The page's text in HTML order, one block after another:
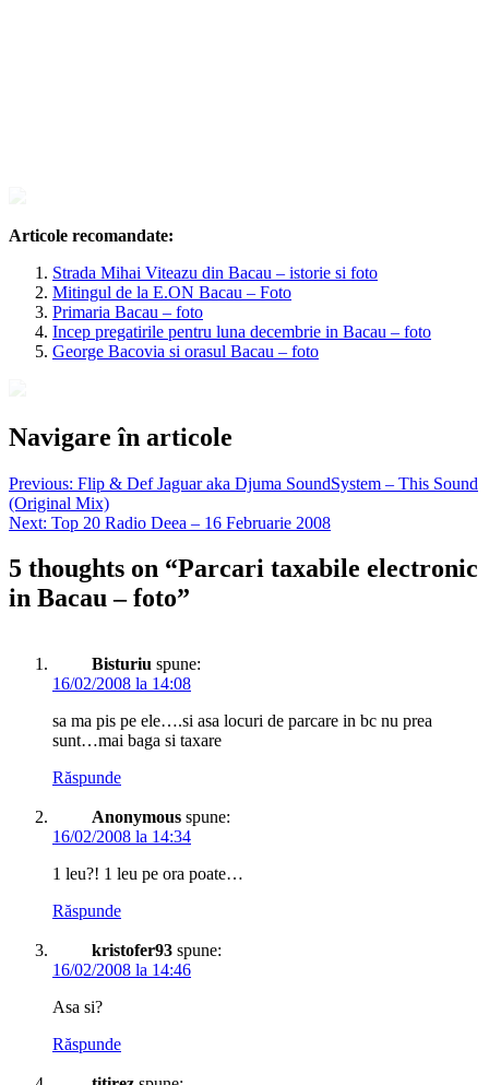
Articole recomandate:
Strada Mihai Viteazu din Bacau – istorie si foto
Mitingul de la E.ON Bacau – Foto
Primaria Bacau – foto
Incep pregatirile pentru luna decembrie in Bacau – foto
George Bacovia si orasul Bacau – foto
Navigare în articole
Previous: Flip & Def Jaguar aka Djuma SoundSystem – This Sound
(Original Mix)
Next: Top 20 Radio Deea – 16 Februarie 2008
5 thoughts on “Parcari taxabile electronic
in Bacau – foto”
Bisturiu spune:
16/02/2008 la 14:08
sa ma pis pe ele….si asa locuri de parcare in bc nu prea
sunt…mai baga si taxare
Răspunde
Anonymous spune:
16/02/2008 la 14:34
1 leu?! 1 leu pe ora poate…
Răspunde
kristofer93 spune:
16/02/2008 la 14:46
Asa si?
Răspunde